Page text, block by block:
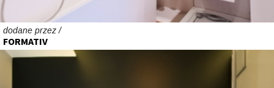
dodane przez /
FORMATIV